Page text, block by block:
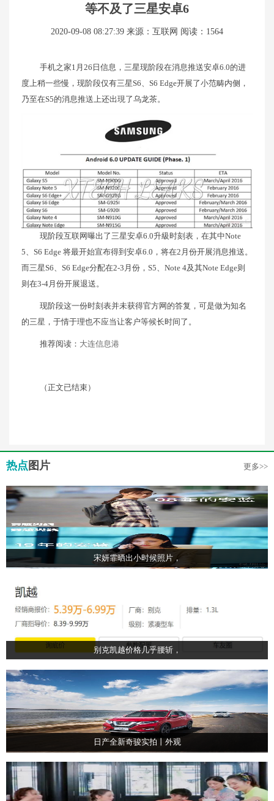
等不及了三星安卓6
2020-09-08 08:27:39 来源：互联网 阅读：1564
手机之家1月26日信息，三星现阶段在消息推送安卓6.0的进
度上稍一些慢，现阶段仅有三星S6、S6 Edge开展了小范畴内侧，
乃至在S5的消息推送上还出現了乌龙茶。
现阶段互联网曝出了三星安卓6.0升級时刻表，在其中Note
5、S6 Edge 将最开始宣布得到安卓6.0，将在2月份开展消息推送。
而三星S6、S6 Edge分配在2-3月份，S5、Note 4及其Note Edge则
则在3-4月份开展退送。
现阶段这一份时刻表并未获得官方网的答复，可是做为知名
的三星，于情于理也不应当让客户等候长时间了。
推荐阅读： 大连信息港
（正文已结束）
热点 图片 更多>>
宋妍霏晒出小时候照片，
别克凯越价格几乎腰斩，
日产全新奇骏实拍丨外观